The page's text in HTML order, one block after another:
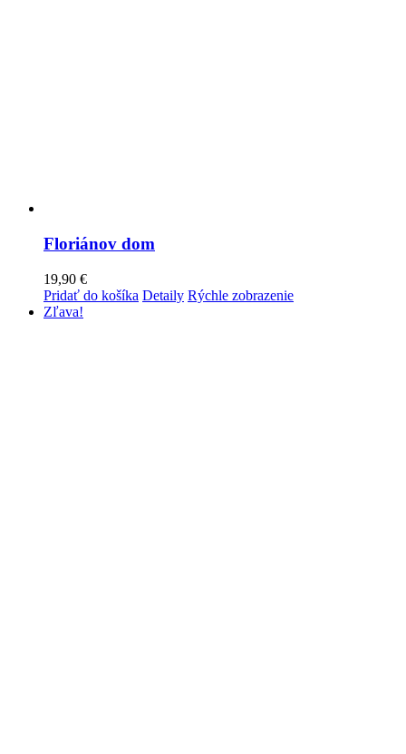
Floriánov dom
19,90 €
Pridať do košíka Detaily Rýchle zobrazenie
Zľava!